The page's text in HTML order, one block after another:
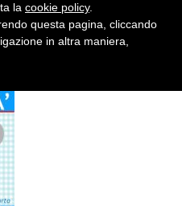
la cookie policy.
questa pagina, cliccando
in altra maniera,